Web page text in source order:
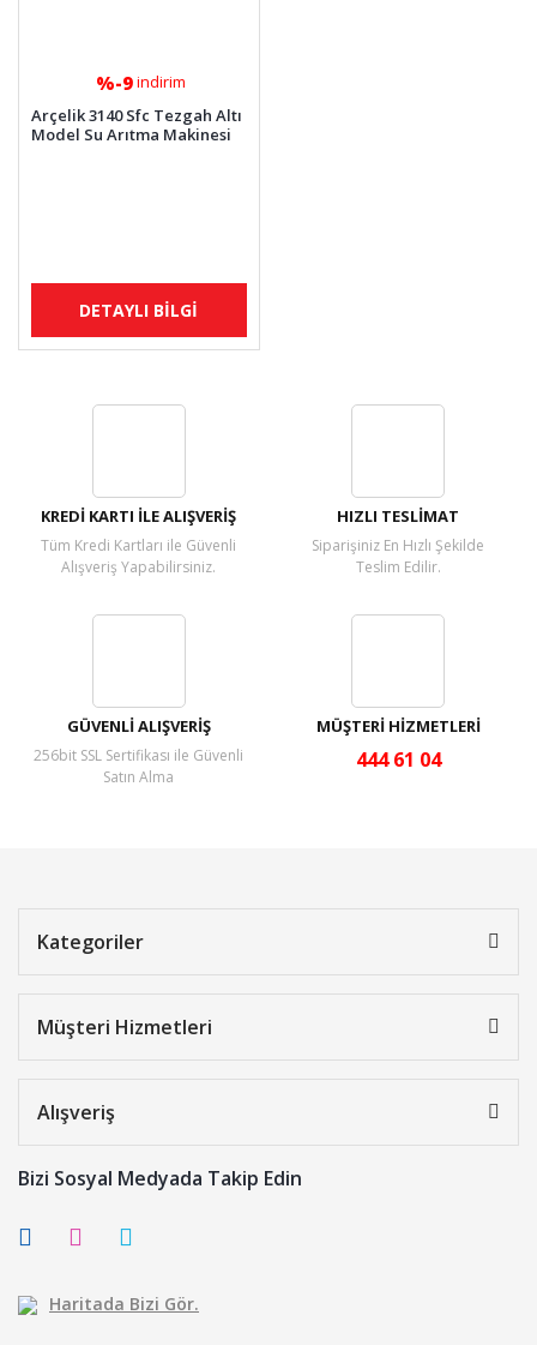
%-9indirim
Arçelik 3140 Sfc Tezgah Altı
Model Su Arıtma Makinesi
DETAYLI BİLGİ
KREDİ KARTI İLE ALIŞVERİŞ
Tüm Kredi Kartları ile Güvenli
Alışveriş Yapabilirsiniz.
HIZLI TESLİMAT
Siparişiniz En Hızlı Şekilde
Teslim Edilir.
GÜVENLİ ALIŞVERİŞ
256bit SSL Sertifikası ile Güvenli
Satın Alma
MÜŞTERİ HİZMETLERİ
444 61 04
Kategoriler
Müşteri Hizmetleri
Alışveriş
Bizi Sosyal Medyada Takip Edin
Haritada Bizi Gör.